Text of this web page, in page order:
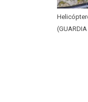
(GUARDIA